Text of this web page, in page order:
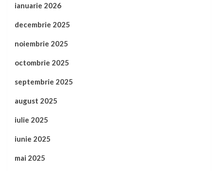
ianuarie 2026
decembrie 2025
noiembrie 2025
octombrie 2025
septembrie 2025
august 2025
iulie 2025
iunie 2025
mai 2025